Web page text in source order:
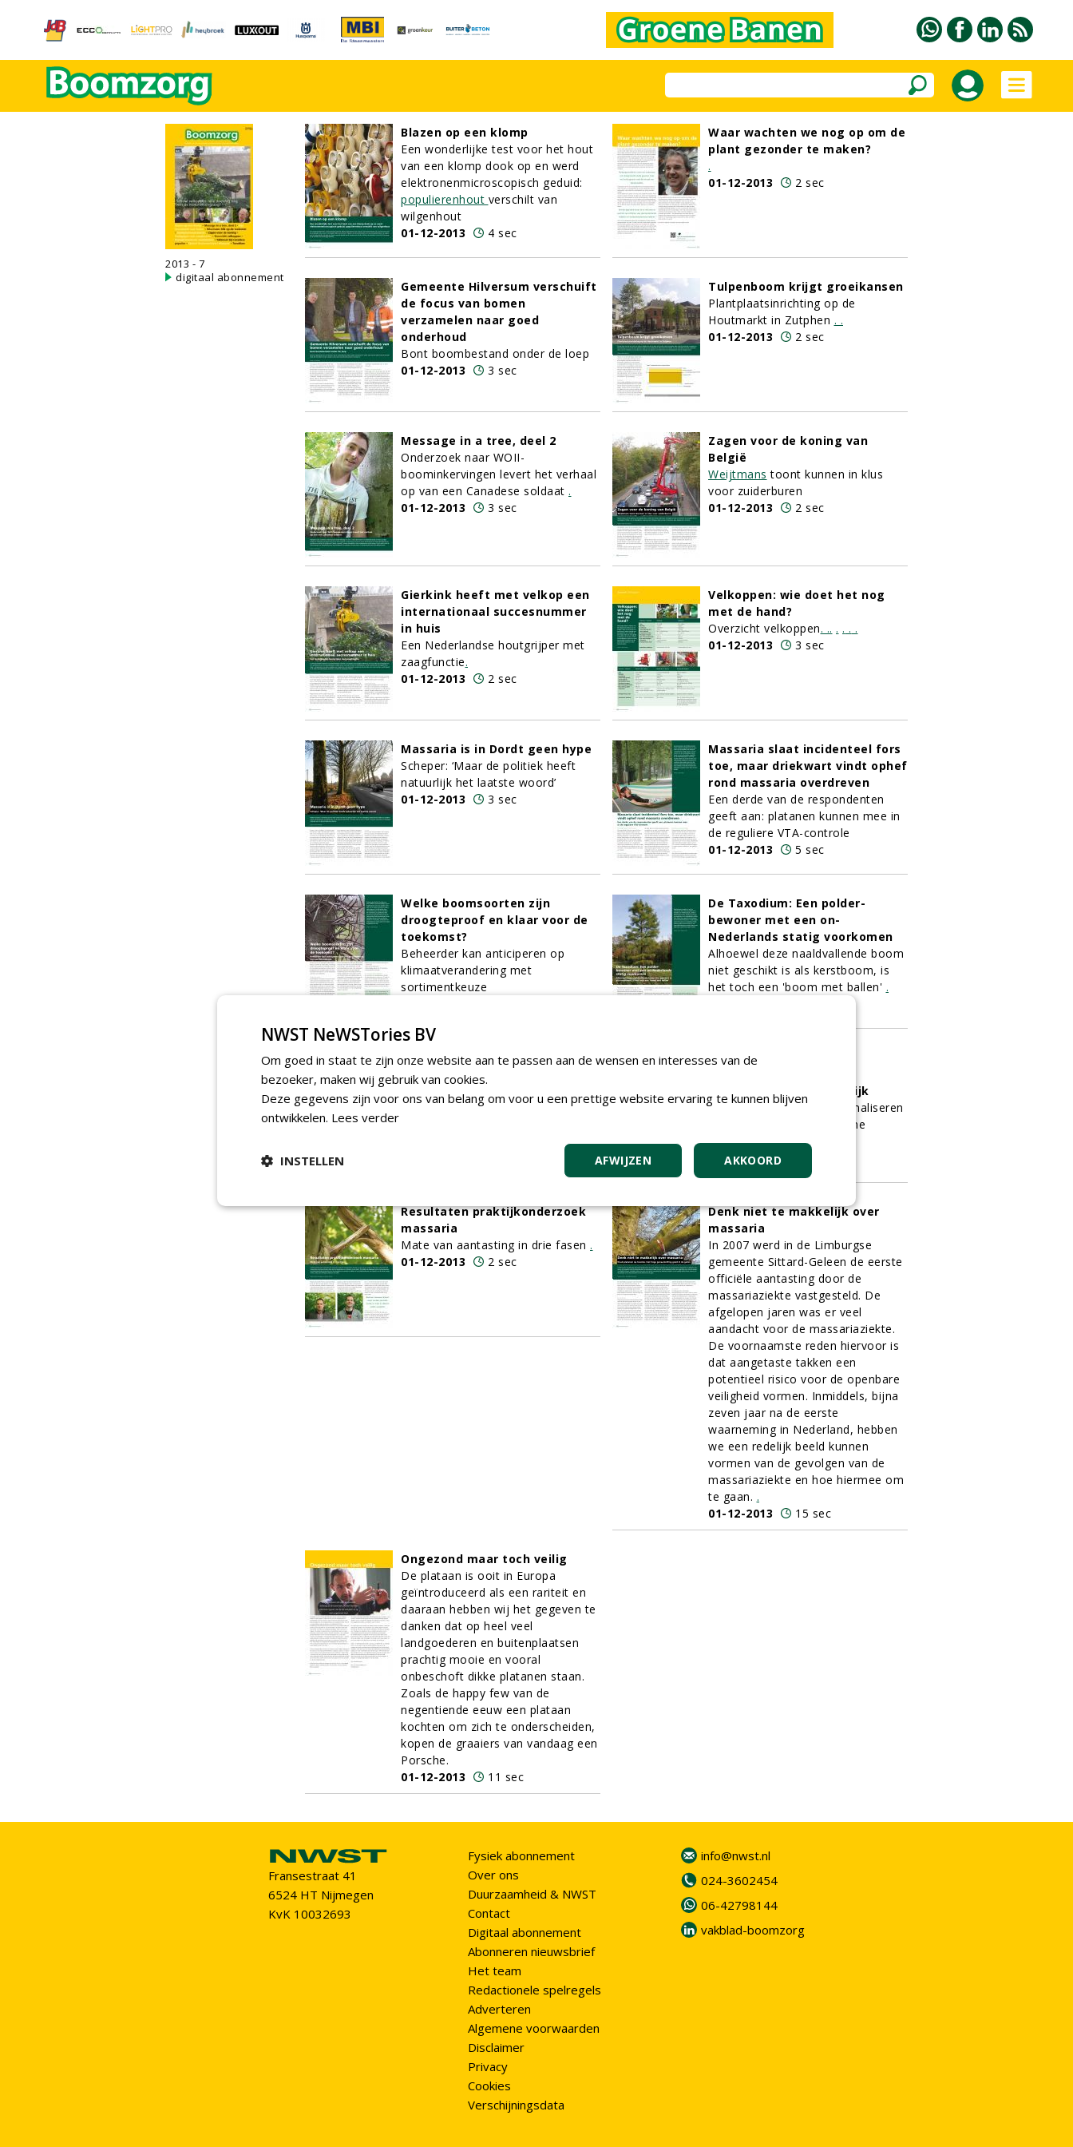
2013 - 7
digitaal abonnement
Blazen op een klomp
Een wonderlijke test voor het hout
van een klomp dook op en werd
elektronenmicroscopisch geduid:
populierenhout verschilt van
wilgenhout
01-12-2013
4 sec
Waar wachten we nog op om de
plant gezonder te maken?
.
01-12-2013
2 sec
Gemeente Hilversum verschuift
de focus van bomen
verzamelen naar goed
onderhoud
Bont boombestand onder de loep
01-12-2013
3 sec
Tulpenboom krijgt groeikansen
Plantplaatsinrichting op de
Houtmarkt in Zutphen . .
01-12-2013
2 sec
Message in a tree, deel 2
Onderzoek naar WOII-
boominkervingen levert het verhaal
op van een Canadese soldaat .
01-12-2013
3 sec
Zagen voor de koning van
België
Weijtmans toont kunnen in klus
voor zuiderburen
01-12-2013
2 sec
Gierkink heeft met velkop een
internationaal succesnummer
in huis
Een Nederlandse houtgrijper met
zaagfunctie.
01-12-2013
2 sec
Velkoppen: wie doet het nog
met de hand?
Overzicht velkoppen. .. . . . .
01-12-2013
3 sec
Massaria is in Dordt geen hype
Scheper: ‘Maar de politiek heeft
natuurlijk het laatste woord’
01-12-2013
3 sec
Massaria slaat incidenteel fors
toe, maar driekwart vindt ophef
rond massaria overdreven
Een derde van de respondenten
geeft aan: platanen kunnen mee in
de reguliere VTA-controle
01-12-2013
5 sec
Welke boomsoorten zijn
droogteproof en klaar voor de
toekomst?
Beheerder kan anticiperen op
klimaatverandering met
sortimentkeuze
De Taxodium: Een polder-
bewoner met een on-
Nederlands statig voorkomen
Alhoewel deze naaldvallende boom
niet geschikt is als kerstboom, is
het toch een 'boom met ballen' .
Goede voornemens voor het
nieuwe jaar: bomen niet alleen
op uiterlijk beoordelen
Boombeleid: van beeld naar baten
Canadese populier:
onvoorspelbaar gevaarlijk
Handvatten voor het minimaliseren
van de risico's van spontane
takbreuk.>
01-12-2013
Resultaten praktijkonderzoek
massaria
Mate van aantasting in drie fasen .
01-12-2013
2 sec
Denk niet te makkelijk over
massaria
In 2007 werd in de Limburgse
gemeente Sittard-Geleen de eerste
officiële aantasting door de
massariaziekte vastgesteld. De
afgelopen jaren was er veel
aandacht voor de massariaziekte.
De voornaamste reden hiervoor is
dat aangetaste takken een
potentieel risico voor de openbare
veiligheid vormen. Inmiddels, bijna
zeven jaar na de eerste
waarneming in Nederland, hebben
we een redelijk beeld kunnen
vormen van de gevolgen van de
massariaziekte en hoe hiermee om
te gaan. .
01-12-2013
15 sec
Ongezond maar toch veilig
De plataan is ooit in Europa
geïntroduceerd als een rariteit en
daaraan hebben wij het gegeven te
danken dat op heel veel
landgoederen en buitenplaatsen
prachtig mooie en vooral
onbeschoft dikke platanen staan.
Zoals de happy few van de
negentiende eeuw een plataan
kochten om zich te onderscheiden,
kopen de graaiers van vandaag een
Porsche.
01-12-2013
11 sec
Fransestraat 41
6524 HT Nijmegen
KvK 10032693
Fysiek abonnement
Over ons
Duurzaamheid & NWST
Contact
Digitaal abonnement
Abonneren nieuwsbrief
Het team
Redactionele spelregels
Adverteren
Algemene voorwaarden
Disclaimer
Privacy
Cookies
Verschijningsdata
info@nwst.nl
024-3602454
06-42798144
vakblad-boomzorg
NWST NeWSTories BV
Om goed in staat te zijn onze website aan te passen aan de wensen en interesses van de
bezoeker, maken wij gebruik van cookies.
Deze gegevens zijn voor ons van belang om voor u een prettige website ervaring te kunnen blijven
ontwikkelen. Lees verder
AKKOORD
AFWIJZEN
INSTELLEN